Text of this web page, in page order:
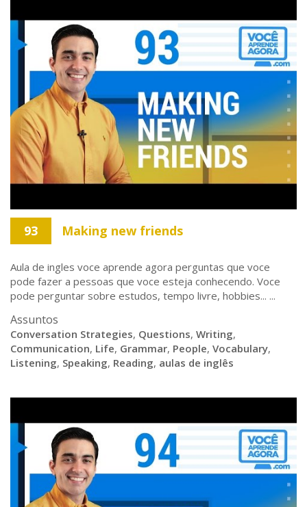
93 Making new friends
Aula de ingles voce aprende agora perguntas que voce
pode fazer a pessoas que voce esteja conhecendo. Voce
pode perguntar sobre estudos, tempo livre, hobbies... ...
Assuntos
Conversation Strategies, Questions, Writing,
Communication, Life, Grammar, People, Vocabulary,
Listening, Speaking, Reading, aulas de inglês